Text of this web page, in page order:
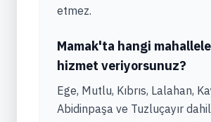
etmez.
Mamak'ta hangi
hizmet veriyorsunuz?
Ege, Mutlu, Kıbrıs, Lalahan,
Abidinpaşa ve Tuzluçayır